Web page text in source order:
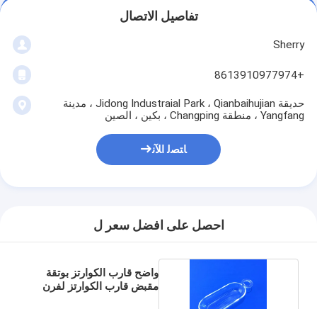
تفاصيل الاتصال
Sherry
+8613910977974
حديقة Jidong Industraial Park ، Qianbaihujian ، مدينة
Yangfang ، منطقة Changping ، بكين ، الصين
ﺎﺘﺼﻟ ﺍﻶﻧ
احصل على افضل سعر ل
واضح قارب الكوارتز بوتقة
مقبض قارب الكوارتز لفرن